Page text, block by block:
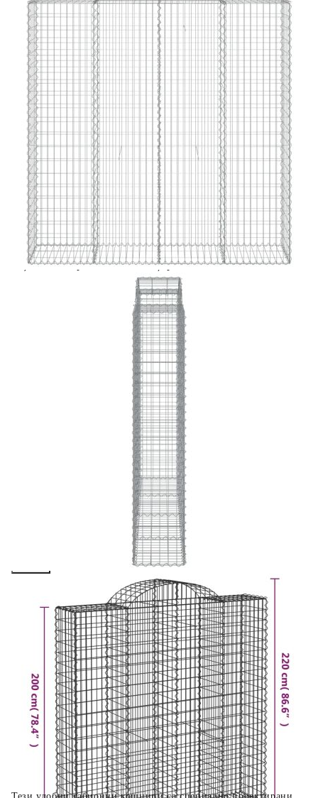
Размери:
200x50x200/220 см (Д x Ш x В)
EAN code:
8720845570163
Растер на мрежата:
5 x 10 см (Д x Ш)
Диаметър на телта:
Купи на изплащане
Credit calculator
Габиони кошници арка 10 бр 200x50x200/220 см
поцинковано желязо
Please select credit institution
Цена на продукта:
€1,261.00
Extraction of information from credit institutions
Предоставената таблица е с информационна цел.
Добавете продукта в количката си с бутона "Добави в
количката" и при поръчка ще можете да изберете броя
вноски на кредита.
Acest tabel are caracter informativ. Adăugați produsul în
coșul de cumpărături unde veți putea selecta detaliile
Предоставената таблица е с информационна цел.
Добавете продукта в количката си с бутона "Добави в
количката" и при поръчка ще можете да изберете броя
Предоставената таблица е с информационна цел.
Добавете продукта в количката си с бутона "Добави в
количката" и при поръчка ще можете да изберете броя
Предоставената таблица е с информационна цел.
Добавете продукта в количката си с бутона "Добави в
количката" и при поръчка ще можете да изберете броя
Предоставената таблица е с информационна цел.
Добавете продукта в количката си с бутона "Добави в
количката" и при поръчка ще можете да изберете броя
Когато плащате с NewPay, всъщност NewPay плаща
поръчката Ви вместо Вас. Вие я получавате и
разполагате с три начина да я платите към тях:
Отложено до 30 дни от момента на изпращане на
поръчката без оскъпяване. За покупки на стойност до
400 лв. / €204,52
Плащане на 4 вноски. Заплащате 20% от стойността на
поръчката си на момента с карта. Останалата сума се
разделя на 3 равни месечни вноски без оскъпяване. За
покупки на стойност до 1000 лв. / €511.31
Плащане на 6 вноски. Стойността на поръчката се
разпределя в 6 равни месечни вноски с оскъпяване. За
покупки на стойност до 2000 лв. / €1022.61